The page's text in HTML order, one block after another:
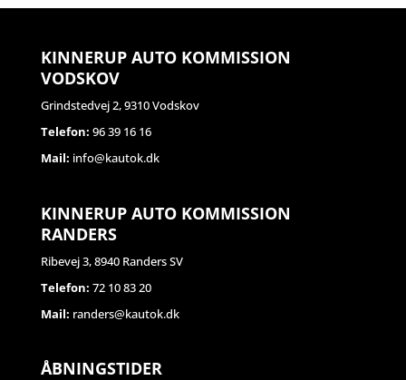
KINNERUP AUTO KOMMISSION
VODSKOV
Grindstedvej 2, 9310 Vodskov
Telefon: 96 39 16 16
Mail: info@kautok.dk
KINNERUP AUTO KOMMISSION
RANDERS
Ribevej 3, 8940 Randers SV
Telefon: 72 10 83 20
Mail: randers@kautok.dk
ÅBNINGSTIDER